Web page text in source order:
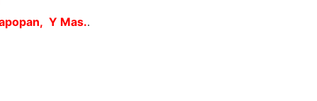
Y Mas..